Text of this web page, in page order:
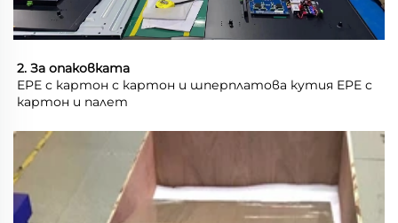
2. За опаковката
EPE с картон с картон и шперплатова кутия EPE с
картон и палет